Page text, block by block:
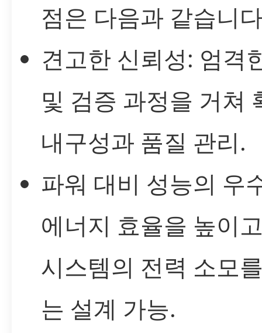
점은 다음과 같습니
견고한 신뢰성: 엄격
및 검증 과정을 거쳐
내구성과 품질 관리.
파워 대비 성능의 우
에너지 효율을 높이
시스템의 전력 소모
는 설계 가능.